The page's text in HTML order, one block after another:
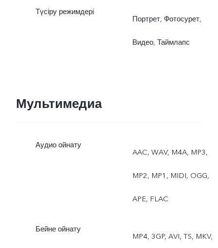
Түсіру режимдері
Портрет, Фотосурет,
Видео, Таймлапс
Мультимедиа
Аудио ойнату
AAC, WAV, M4A, MP3,
MP2, MP1, MIDI, OGG,
APE, FLAC
Бейне ойнату
MP4, 3GP, AVI, TS, MKV,